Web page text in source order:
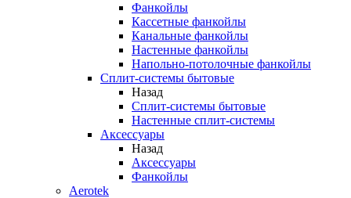
Фанкойлы
Кассетные фанкойлы
Канальные фанкойлы
Настенные фанкойлы
Напольно-потолочные фанкойлы
Сплит-системы бытовые
Назад
Сплит-системы бытовые
Настенные сплит-системы
Аксессуары
Назад
Аксессуары
Фанкойлы
Aerotek